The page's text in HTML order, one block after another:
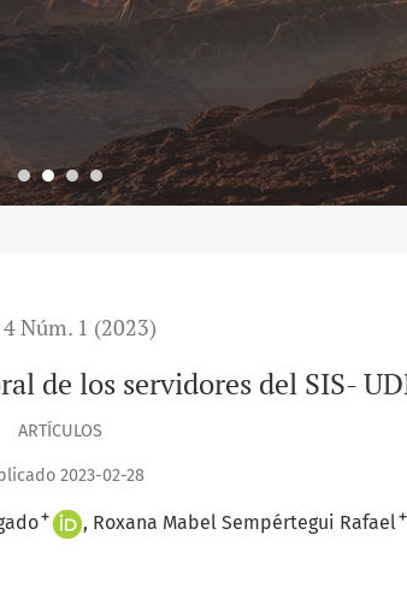
4 Núm. 1 (2023)
de los servidores del SIS-
ARTÍCULOS
2023-02-28
+ Roxana Mabel Sempértegui Rafael+